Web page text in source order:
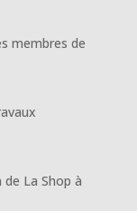
membres de
La Shop à